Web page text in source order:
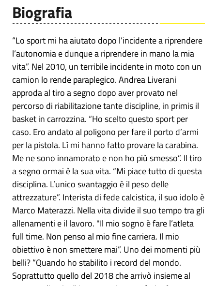
Biografia
“Lo sport mi ha aiutato dopo l’incidente a riprendere
l’autonomia e dunque a riprendere in mano la mia
vita”. Nel 2010, un terribile incidente in moto con un
camion lo rende paraplegico. Andrea Liverani
approda al tiro a segno dopo aver provato nel
percorso di riabilitazione tante discipline, in primis il
basket in carrozzina. “Ho scelto questo sport per
caso. Ero andato al poligono per fare il porto d’armi
per la pistola. Lì mi hanno fatto provare la carabina.
Me ne sono innamorato e non ho più smesso”. Il tiro
a segno ormai è la sua vita. “Mi piace tutto di questa
disciplina. L’unico svantaggio è il peso delle
attrezzature”. Interista di fede calcistica, il suo idolo è
Marco Materazzi. Nella vita divide il suo tempo tra gli
allenamenti e il lavoro. "Il mio sogno è fare l’atleta
full time. Non penso al mio fine carriera. Il mio
obiettivo è non smettere mai”. Uno dei momenti più
belli? “Quando ho stabilito i record del mondo.
Soprattutto quello del 2018 che arrivò insieme al